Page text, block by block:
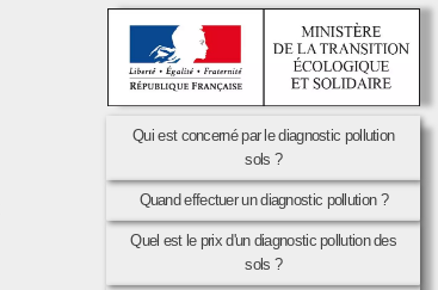
Qui est concerné par le diagnostic pollution
sols ?
Quand effectuer un diagnostic pollution ?
Quel est le prix d'un diagnostic pollution des
sols ?